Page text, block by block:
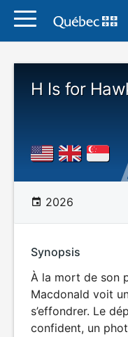
H Is for
2026
Synopsis
À la mort de son
Macdonald voit
s’effondrer. Le
confident, un